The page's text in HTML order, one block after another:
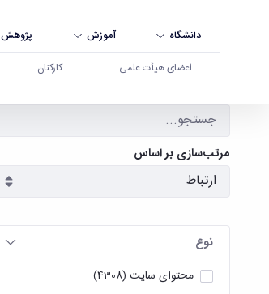
دانشگاه آموزش پژوهش
اعضای هیأت علمی کارکنان
جستجو - دانشگاه بوعلی سینا همدان
مرتب‌سازی بر اساس
نوع
محتوای سایت (4308)